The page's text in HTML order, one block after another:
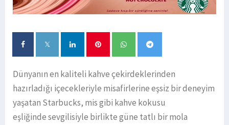
Dünyanın en kaliteli kahve çekirdeklerinden
hazırladığı içecekleriyle misafirlerine eşsiz bir deneyim
yaşatan Starbucks, mis gibi kahve kokusu
eşliğinde sevgilisiyle birlikte güne tatlı bir mola